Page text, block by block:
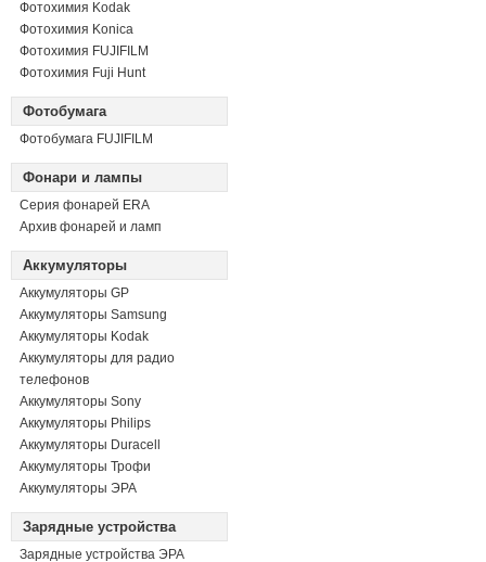
Фотохимия Kodak
Фотохимия Konica
Фотохимия FUJIFILM
Фотохимия Fuji Hunt
Фотобумага
Фотобумага FUJIFILM
Фонари и лампы
Серия фонарей ERA
Архив фонарей и ламп
Аккумуляторы
Аккумуляторы GP
Аккумуляторы Samsung
Аккумуляторы Kodak
Аккумуляторы для радио
телефонов
Аккумуляторы Sony
Аккумуляторы Philips
Аккумуляторы Duracell
Аккумуляторы Трофи
Аккумуляторы ЭРА
Зарядные устройства
Зарядные устройства ЭРА